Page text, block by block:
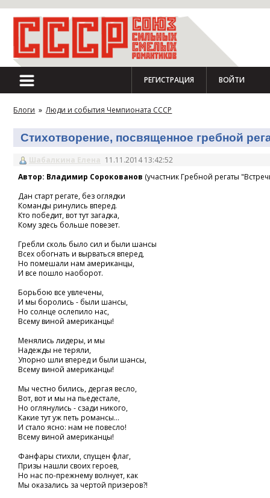
РЕГИСТРАЦИЯ ВОЙТИ
Блоги » Люди и события Чемпионата СССР
Стихотворение, посвященное гребной
Шабалкина Елена 11.11.2014 13:42:52
Автор: Владимир Сорокованов (участник Гребной регаты
Дан старт регате, без оглядки
Команды ринулись вперед.
Кто победит, вот тут загадка,
Кому здесь больше повезет.
Гребли сколь было сил и были шансы
Всех обогнать и вырваться вперед,
Но помешали нам американцы,
И все пошло наоборот.
Борьбою все увлечены,
И мы боролись - были шансы,
Но солнце ослепило нас,
Всему виной американцы!
Менялись лидеры, и мы
Надежды не теряли,
Упорно шли вперед и были шансы,
Всему виной американцы!
Мы честно бились, дергая весло,
Вот, вот и мы на пьедестале,
Но оглянулись - сзади никого,
Какие тут уж петь романсы...
И стало ясно: нам не повесло!
Всему виной американцы!
Фанфары стихли, спущен флаг,
Призы нашли своих героев,
Но нас по-прежнему волнует, как
Мы оказались за чертой призеров?!